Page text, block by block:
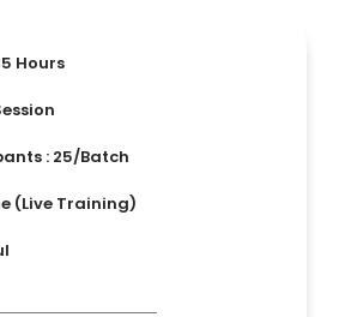
Hours
: 25/Batch
(Live Training)